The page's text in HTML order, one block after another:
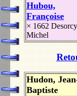
Hubou,
Françoise
× 1662
Michel
Hudon,
Baptiste